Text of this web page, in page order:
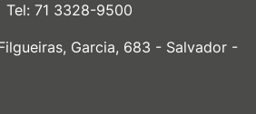
Tel: 71 3328-9500
Garcia, 683 - Salvador -